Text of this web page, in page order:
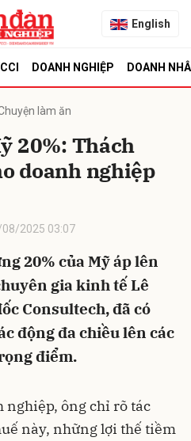
English
DOANH NGHIỆP DOANH
làm ăn
20%: Thách
doanh nghiệp
2025 03:07
20% của Mỹ áp lên
gia kinh tế Lê
Consultech, đã có
động đa chiều lên các
điểm.
nghiệp, ông chỉ rõ tác
này, những lợi thế tiềm
Hủy